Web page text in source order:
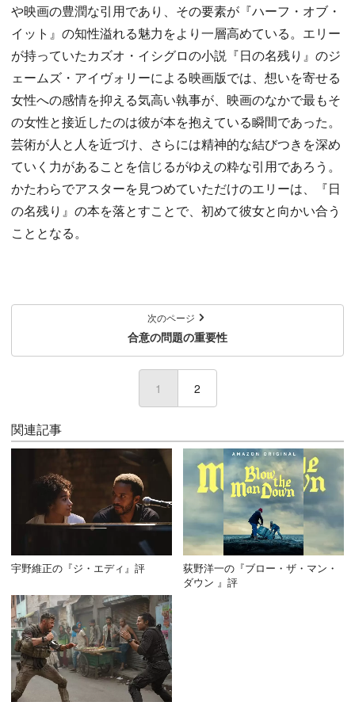
や映画の豊潤な引用であり、その要素が『ハーフ・オブ・
イット』の知性溢れる魅力をより一層高めている。エリー
が持っていたカズオ・イシグロの小説『日の名残り』のジ
ェームズ・アイヴォリーによる映画版では、想いを寄せる
女性への感情を抑える気高い執事が、映画のなかで最もそ
の女性と接近したのは彼が本を抱えている瞬間であった。
芸術が人と人を近づけ、さらには精神的な結びつきを深め
ていく力があることを信じるがゆえの粋な引用であろう。
かたわらでアスターを見つめていただけのエリーは、『日
の名残り』の本を落とすことで、初めて彼女と向かい合う
こととなる。
次のページ
合意の問題の重要性
1 (current)
2
関連記事
宇野維正の『ジ・エディ』評
荻野洋一の『ブロー・ザ・マン・
ダウン 』評